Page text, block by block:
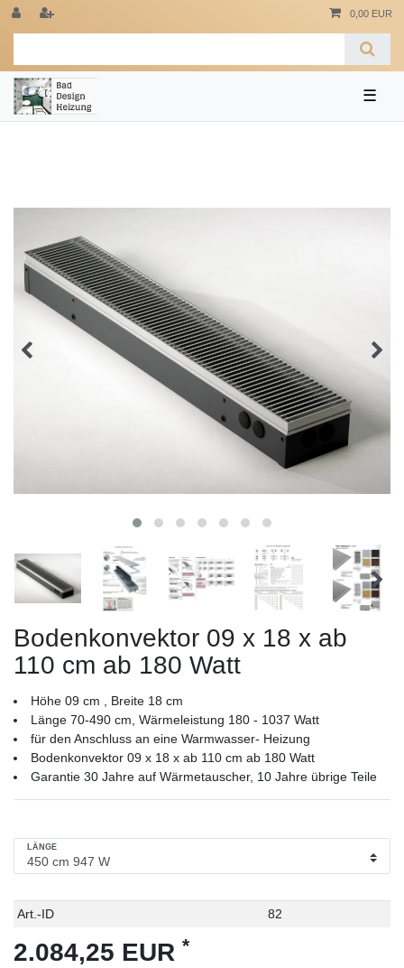
0,00 EUR
☰
Bodenkonvektor 09 x 18 x ab
110 cm ab 180 Watt
Höhe 09 cm , Breite 18 cm
Länge 70-490 cm, Wärmeleistung 180 - 1037 Watt
für den Anschluss an eine Warmwasser- Heizung
Bodenkonvektor 09 x 18 x ab 110 cm ab 180 Watt
Garantie 30 Jahre auf Wärmetauscher, 10 Jahre übrige Teile
LÄNGE
Technisches
Wert
Art.-ID 82
2.084,25 EUR *